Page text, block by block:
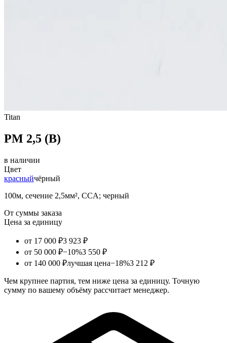
Titan
PM 2,5 (B)
в наличии
Цвет
красныйчёрный
100м, сечение 2,5мм², CCA; черный
От суммы заказа
Цена за единицу
от 17 000 ₽3 923 ₽
от 50 000 ₽−10%3 550 ₽
от 140 000 ₽лучшая цена−18%3 212 ₽
Чем крупнее партия, тем ниже цена за единицу. Точную
сумму по вашему объёму рассчитает менеджер.